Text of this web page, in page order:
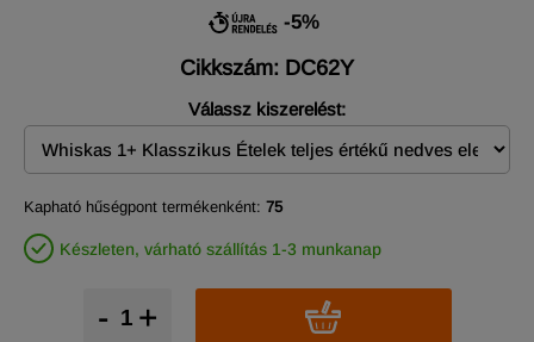
-5%
Cikkszám: DC62Y
Válassz kiszerelést:
Kapható hűségpont termékenként: 75
Készleten, várható szállítás 1-3 munkanap
+
-